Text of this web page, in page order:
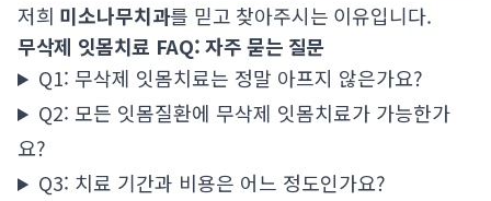
저희 미소나무치과를 믿고 찾아주시는 이유입니다.
무삭제 잇몸치료 FAQ: 자주 묻는 질문
Q1: 무삭제 잇몸치료는 정말 아프지 않은가요?
Q2: 모든 잇몸질환에 무삭제 잇몸치료가 가능한가
요?
Q3: 치료 기간과 비용은 어느 정도인가요?